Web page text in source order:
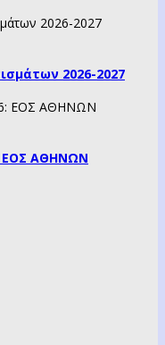
2026-2027
ΕΟΣ ΑΘΗΝΩΝ